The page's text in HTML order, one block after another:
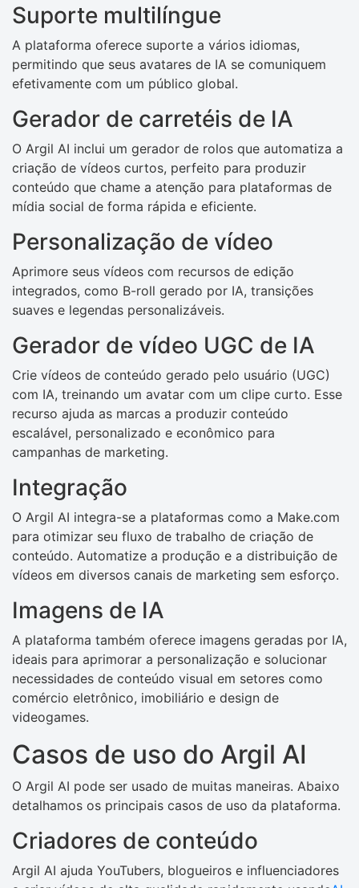
Suporte multilíngue
A plataforma oferece suporte a vários idiomas,
permitindo que seus avatares de IA se comuniquem
efetivamente com um público global.
Gerador de carretéis de IA
O Argil AI inclui um gerador de rolos que automatiza a
criação de vídeos curtos, perfeito para produzir
conteúdo que chame a atenção para plataformas de
mídia social de forma rápida e eficiente.
Personalização de vídeo
Aprimore seus vídeos com recursos de edição
integrados, como B-roll gerado por IA, transições
suaves e legendas personalizáveis.
Gerador de vídeo UGC de IA
Crie vídeos de conteúdo gerado pelo usuário (UGC)
com IA, treinando um avatar com um clipe curto. Esse
recurso ajuda as marcas a produzir conteúdo
escalável, personalizado e econômico para
campanhas de marketing.
Integração
O Argil AI integra-se a plataformas como a Make.com
para otimizar seu fluxo de trabalho de criação de
conteúdo. Automatize a produção e a distribuição de
vídeos em diversos canais de marketing sem esforço.
Imagens de IA
A plataforma também oferece imagens geradas por IA,
ideais para aprimorar a personalização e solucionar
necessidades de conteúdo visual em setores como
comércio eletrônico, imobiliário e design de
videogames.
Casos de uso do Argil AI
O Argil AI pode ser usado de muitas maneiras. Abaixo
detalhamos os principais casos de uso da plataforma.
Criadores de conteúdo
Argil AI ajuda YouTubers, blogueiros e influenciadores